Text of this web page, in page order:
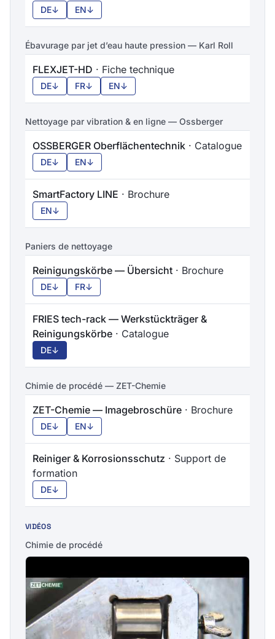
DE↓ EN↓
Ébavurage par jet d’eau haute pression — Karl Roll
FLEXJET-HD · Fiche technique
DE↓ FR↓ EN↓
Nettoyage par vibration & en ligne — Ossberger
OSSBERGER Oberflächentechnik · Catalogue
DE↓ EN↓
SmartFactory LINE · Brochure
EN↓
Paniers de nettoyage
Reinigungskörbe — Übersicht · Brochure
DE↓ FR↓
FRIES tech-rack — Werkstückträger &
Reinigungskörbe · Catalogue
DE↓
Chimie de procédé — ZET-Chemie
ZET-Chemie — Imagebroschüre · Brochure
DE↓ EN↓
Reiniger & Korrosionsschutz · Support de
formation
DE↓
VIDÉOS
Chimie de procédé